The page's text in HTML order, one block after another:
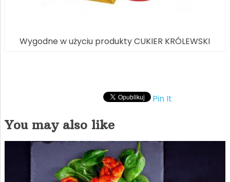
Wygodne w użyciu produkty CUKIER KRÓLEWSKI
Pin It
You may also like